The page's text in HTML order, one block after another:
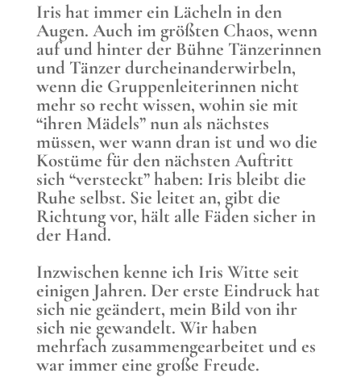
Iris hat immer ein Lächeln in den
Augen. Auch im größten Chaos, wenn
auf und hinter der Bühne Tänzerinnen
und Tänzer durcheinanderwirbeln,
wenn die Gruppenleiterinnen nicht
mehr so recht wissen, wohin sie mit
“ihren Mädels” nun als nächstes
müssen, wer wann dran ist und wo die
Kostüme für den nächsten Auftritt
sich “versteckt” haben: Iris bleibt die
Ruhe selbst. Sie leitet an, gibt die
Richtung vor, hält alle Fäden sicher in
der Hand.
Inzwischen kenne ich Iris Witte seit
einigen Jahren. Der erste Eindruck hat
sich nie geändert, mein Bild von ihr
sich nie gewandelt. Wir haben
mehrfach zusammengearbeitet und es
war immer eine große Freude.